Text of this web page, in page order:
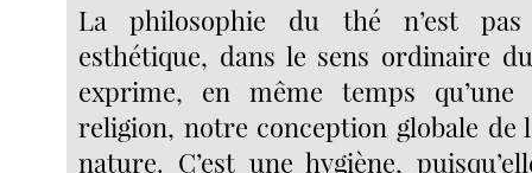
La philosophie du thé n’est pas
esthétique, dans le sens ordinaire
exprime, en même temps
religion, notre conception globale de
nature. C’est une hygiène,